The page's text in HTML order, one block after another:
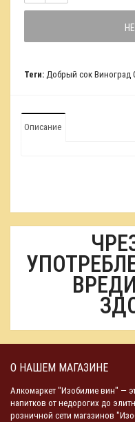
Теги: Добрый сок Виноград
Описание
О НАШЕМ МАГАЗИНЕ
Алкомаркет "Изобилие вин" —
напитков от недорогих до
розничной сети магазинов